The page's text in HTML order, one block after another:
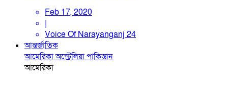
Feb 17, 2020
|
Voice Of Narayanganj 24
আন্তর্জাতিক
আমেরিকাঅস্ট্রেলিয়াপাকিস্তান
আমেরিকা